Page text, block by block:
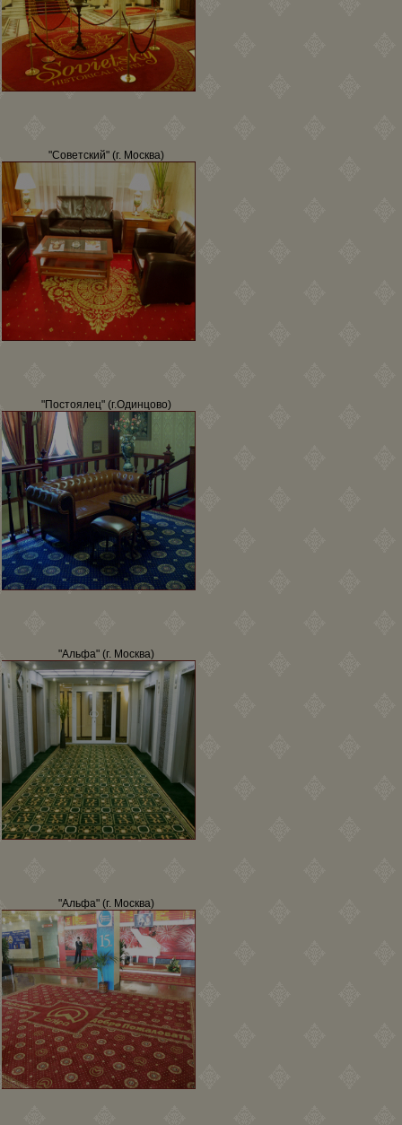
"Советский" (г. Москва)
"Постоялец" (г.Одинцово)
"Альфа" (г. Москва)
"Альфа" (г. Москва)